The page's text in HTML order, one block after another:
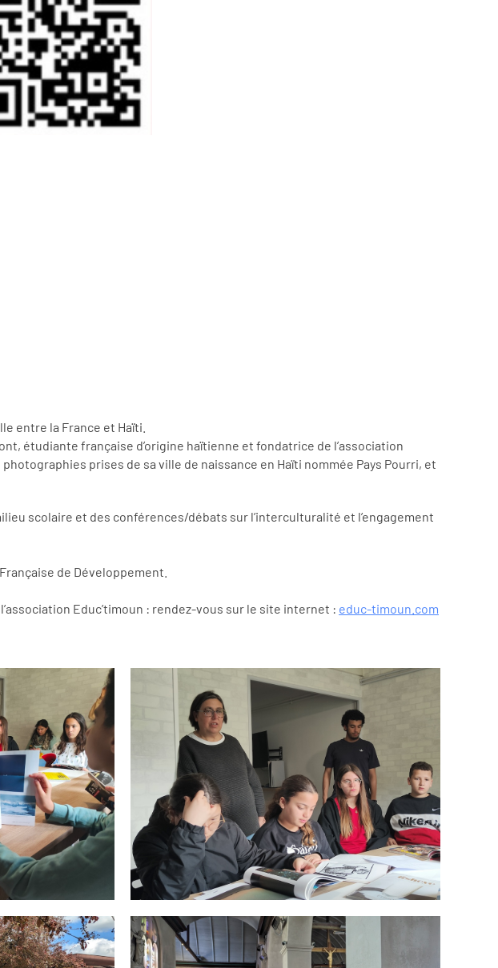
entre la France et Haïti.
étudiante française d’origine haïtienne et fondatrice de l’association
prises de sa ville de naissance en Haïti nommée Pays Pourri, et
scolaire et des conférences/débats sur l’interculturalité et l’engagement
de Développement.
Educ’timoun : rendez-vous sur le site internet : educ-timoun.com